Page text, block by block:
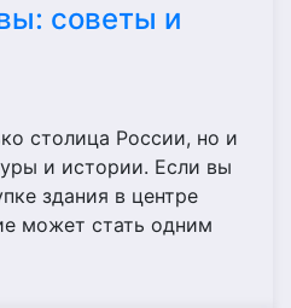
советы и
столица России, но и
и истории. Если вы
здания в центре
может стать одним